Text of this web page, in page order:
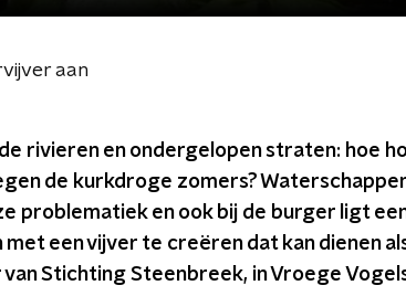
aan
rivieren en ondergelopen straten: hoe
de kurkdroge zomers?
problematiek en ook bij de burger ligt
een vijver te creëren dat kan dienen
Stichting Steenbreek, in Vroege